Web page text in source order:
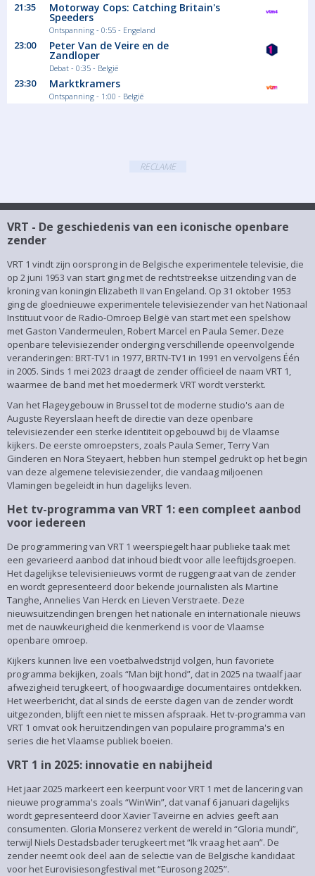
VRT 1 (een) is de toonaangevende algemene openbare
televisiezender voor de Vlaamse Gemeenschap in België. Volg het
dagelijkse tv-programma van VRT 1 en ontdek een gevarieerde
programmering voor alle Nederlandstalige kijkers in het land, van
lokale series tot nieuwsuitzendingen en
entertainmentprogramma's.
21:35 Motorway Cops: Catching Britain's
Speeders
Ontspanning - 0:55 - Engeland
23:00 Peter Van de Veire en de
Zandloper
Debat - 0:35 - België
23:30 Marktkramers
Ontspanning - 1:00 - België
RECLAME
VRT - De geschiedenis van een iconische openbare
zender
VRT 1 vindt zijn oorsprong in de Belgische experimentele televisie, die
op 2 juni 1953 van start ging met de rechtstreekse uitzending van de
kroning van koningin Elizabeth II van Engeland. Op 31 oktober 1953
ging de gloednieuwe experimentele televisiezender van het Nationaal
Instituut voor de Radio-Omroep België van start met een spelshow
met Gaston Vandermeulen, Robert Marcel en Paula Semer. Deze
openbare televisiezender onderging verschillende opeenvolgende
veranderingen: BRT-TV1 in 1977, BRTN-TV1 in 1991 en vervolgens Één
in 2005. Sinds 1 mei 2023 draagt de zender officieel de naam VRT 1,
waarmee de band met het moedermerk VRT wordt versterkt.
Van het Flageygebouw in Brussel tot de moderne studio's aan de
Auguste Reyerslaan heeft de directie van deze openbare
televisiezender een sterke identiteit opgebouwd bij de Vlaamse
kijkers. De eerste omroepsters, zoals Paula Semer, Terry Van
Ginderen en Nora Steyaert, hebben hun stempel gedrukt op het begin
van deze algemene televisiezender, die vandaag miljoenen
Vlamingen begeleidt in hun dagelijks leven.
Het tv-programma van VRT 1: een compleet aanbod
voor iedereen
De programmering van VRT 1 weerspiegelt haar publieke taak met
een gevarieerd aanbod dat inhoud biedt voor alle leeftijdsgroepen.
Het dagelijkse televisienieuws vormt de ruggengraat van de zender
en wordt gepresenteerd door bekende journalisten als Martine
Tanghe, Annelies Van Herck en Lieven Verstraete. Deze
nieuwsuitzendingen brengen het nationale en internationale nieuws
met de nauwkeurigheid die kenmerkend is voor de Vlaamse
openbare omroep.
Kijkers kunnen live een voetbalwedstrijd volgen, hun favoriete
programma bekijken, zoals “Man bijt hond”, dat in 2025 na twaalf jaar
afwezigheid terugkeert, of hoogwaardige documentaires ontdekken.
Het weerbericht, dat al sinds de eerste dagen van de zender wordt
uitgezonden, blijft een niet te missen afspraak. Het tv-programma van
VRT 1 omvat ook heruitzendingen van populaire programma's en
series die het Vlaamse publiek boeien.
VRT 1 in 2025: innovatie en nabijheid
Het jaar 2025 markeert een keerpunt voor VRT 1 met de lancering van
nieuwe programma's zoals “WinWin”, dat vanaf 6 januari dagelijks
wordt gepresenteerd door Xavier Taveirne en advies geeft aan
consumenten. Gloria Monserez verkent de wereld in “Gloria mundi”,
terwijl Niels Destadsbader terugkeert met “Ik vraag het aan”. De
zender neemt ook deel aan de selectie van de Belgische kandidaat
voor het Eurovisiesongfestival met “Eurosong 2025”.